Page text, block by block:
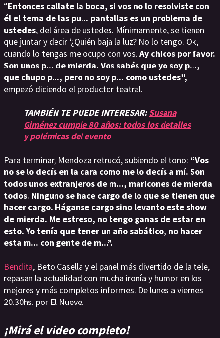
“Entonces callate la boca, si vos no lo resolviste con
él el tema de las pu... pantallas es un problema de
ustedes, del área de ustedes. Mínimamente, se tienen
que juntar y decir ‘¿Quién baja la luz? No lo tengo. Ok,
cuando lo tengas me ocupo con vos. Ay chicos por favor.
Son unos p... de mierda. Vos sabés que yo soy p...,
que chupo p..., pero no soy p... como ustedes”,
empezó diciendo el productor teatral.
TAMBIÉN TE PUEDE INTERESAR:Susana
Giménez cumple 80 años: todos los detalles
y polémicas del evento
Para terminar, Mendoza retrucó, subiendo el tono: “Vos
no se lo decís en la cara como me lo decís a mí. Son
todos unos extranjeros de m..., maricones de mierda
todos. Ninguno se hace cargo de lo que se tienen que
hacer cargo. Háganse cargo sino levanto este show
de mierda. Me estreso, no tengo ganas de estar en
esto. Yo tenía que tener un año sabático, no hacer
esta m... con gente de m...”.
Bendita, Beto Casella y el panel más divertido de la tele,
repasan la actualidad con mucha ironía y humor en los
mejores y más completos informes. De lunes a viernes
20.30hs. por El Nueve.
¡Mirá el video completo!